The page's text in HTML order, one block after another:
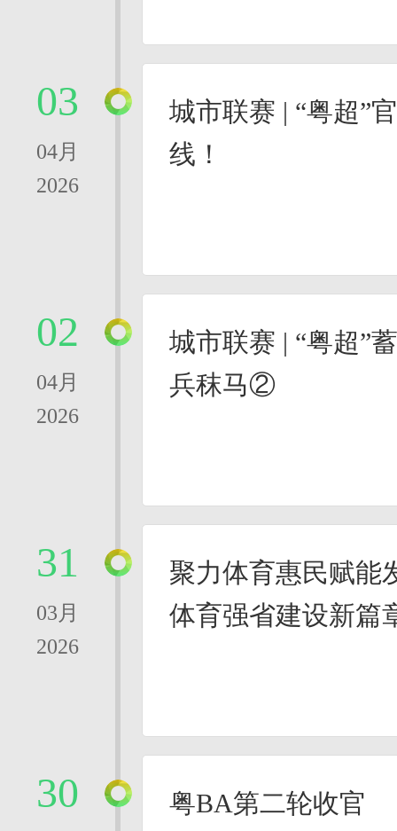
03
04月
2026
城市联赛 | “粤超”
线！
02
04月
2026
城市联赛 | “粤超”
兵秣马②
31
03月
2026
聚力体育惠民赋能
体育强省建设新篇
30 粤BA第二轮收官